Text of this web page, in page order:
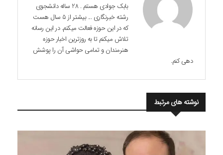
بابک جوادی هستم . 28 ساله دانشجوی
رشته خبرنگاری ... بیشتر از 5 سال هست
که در این حوزه فعالت میکنم. در این رسانه
تلاش میکنم تا به روزترین اخبار حوزه
هنرمندان و تمامی حواشی آن را پوشش
دهی کنم.
نوشته های مرتبط